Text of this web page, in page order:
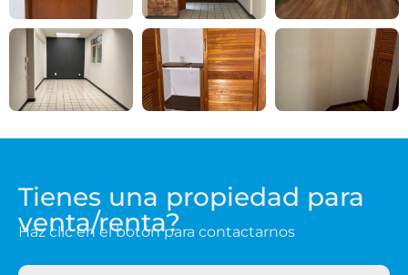
Tienes una propiedad para
venta/renta?
Haz clic en el botón para contactarnos